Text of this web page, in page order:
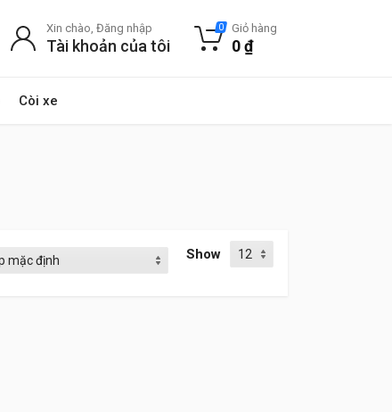
Còi xe
Xin chào, Đăng nhập
Tài khoản của tôi
0 Giỏ hàng
0₫
Show